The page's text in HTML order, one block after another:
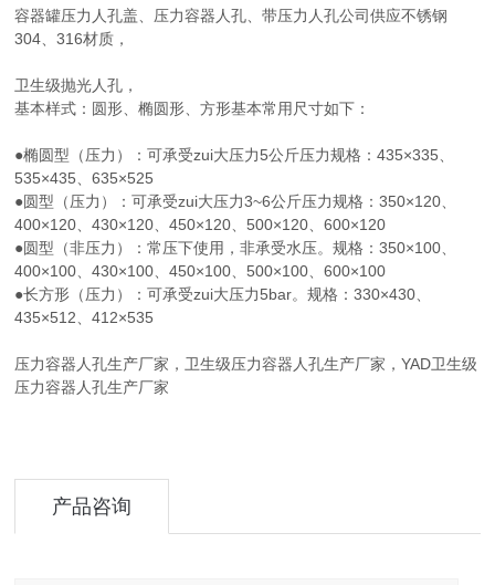
容器罐压力人孔盖、压力容器人孔、带压力人孔公司供应不锈钢
304、316材质，
卫生级抛光人孔，
基本样式：圆形、椭圆形、方形基本常用尺寸如下：
●椭圆型（压力）：可承受zui大压力5公斤压力规格：435×335、
535×435、635×525
●圆型（压力）：可承受zui大压力3~6公斤压力规格：350×120、
400×120、430×120、450×120、500×120、600×120
●圆型（非压力）：常压下使用，非承受水压。规格：350×100、
400×100、430×100、450×100、500×100、600×100
●长方形（压力）：可承受zui大压力5bar。规格：330×430、
435×512、412×535
压力容器人孔生产厂家，卫生级压力容器人孔生产厂家，YAD卫生级
压力容器人孔生产厂家
产品咨询